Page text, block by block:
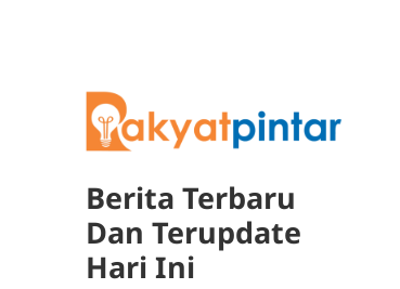
Berita Terbaru
Dan Terupdate
Hari Ini